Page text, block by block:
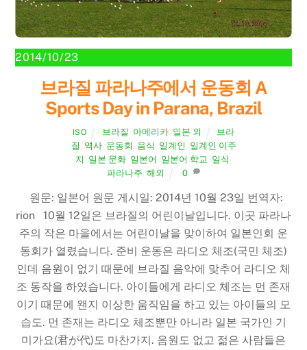
2014/10/23
브라질 파라나주에서 운동회 A
Sports Day in Parana, Brazil
ISO 브라질 아메리카, 일본 외
브라
질 역사, 운동회 음식 일계인 일계인 이주
지 일본 문화 일본어 일본어 학교 일식
파라나주 ,해외 0
원문: 일본어 원문 게시일: 2014년 10월 23일 번역자:
rion 10월 12일은 브라질의 어린이날입니다. 이곳 파라나
주의 작은 마을에서는 어린이날을 맞이하여 일본인회 운
동회가 열렸습니다. 준비 운동은 라디오 체조(국민 체조)
인데 음원이 없기 때문에 브라질 음악에 맞추어 라디오 체
조 동작을 하였습니다. 아이들에게 라디오 체조는 먼 존재
이기 때문에 왠지 이상한 움직임을 하고 있는 아이들의 모
습도. 먼 존재는 라디오 체조뿐만 아니라 일본 국가인 기
미가요(君が代)도 마찬가지. 음원도 없고 젊은 사람들은